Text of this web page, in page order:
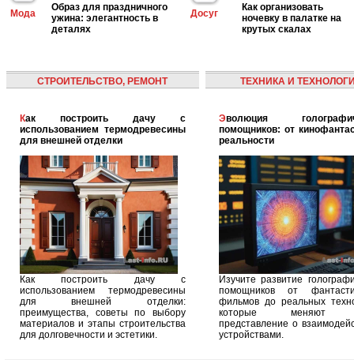
Мода
Образ для праздничного
ужина: элегантность в
деталях
Досуг
Как организовать
ночевку в палатке на
крутых скалах
СТРОИТЕЛЬСТВО, РЕМОНТ
Как построить дачу с
использованием термодревесины
для внешней отделки
Как построить дачу с
использованием термодревесины
для внешней отделки:
преимущества, советы по выбору
материалов и этапы строительства
для долговечности и эстетики.
ТЕХНИКА И
Эволюция голографических
помощников: от
реальности
Изучите развитие
помощников от
фильмов до реальных
которые меняют
представление о
устройствами.